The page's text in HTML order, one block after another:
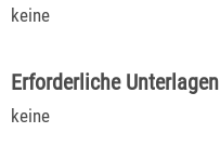
keine
Erforderliche Unterlagen
keine